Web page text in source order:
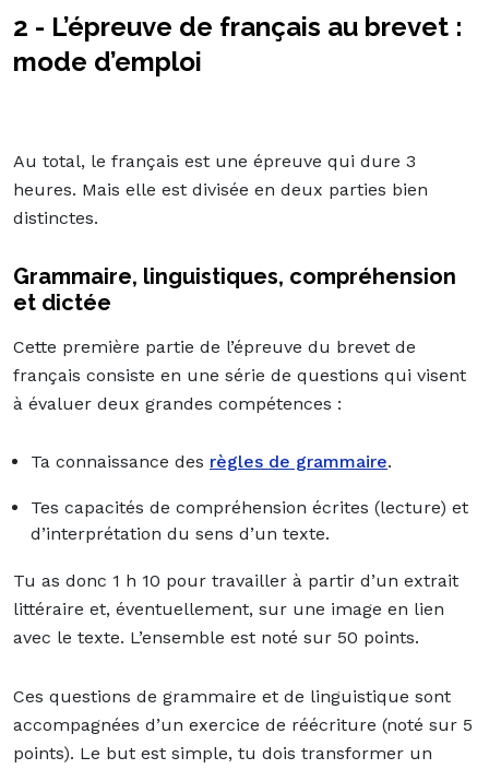
2 - L’épreuve de français au brevet :
mode d’emploi
Au total, le français est une épreuve qui dure 3
heures. Mais elle est divisée en deux parties bien
distinctes.
Grammaire, linguistiques, compréhension
et dictée
Cette première partie de l’épreuve du brevet de
français consiste en une série de questions qui visent
à évaluer deux grandes compétences :
Ta connaissance des règles de grammaire.
Tes capacités de compréhension écrites (lecture) et
d’interprétation du sens d’un texte.
Tu as donc 1 h 10 pour travailler à partir d’un extrait
littéraire et, éventuellement, sur une image en lien
avec le texte. L’ensemble est noté sur 50 points.
Ces questions de grammaire et de linguistique sont
accompagnées d’un exercice de réécriture (noté sur 5
points). Le but est simple, tu dois transformer un